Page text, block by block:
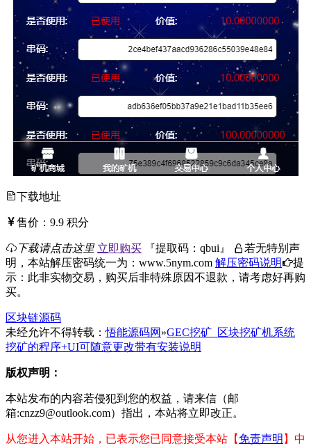
下载地址
售价： 9.9 积分
下载请点击这里 立即购买 『提取码： qbui 』
若无特别声
明，本站解压密码统一为：www.5nym.com 解压密码说明
提
示：此非实物交易，购买后非特殊原因不退款，请考虑好再购
买。
区块链源码
未经允许不得转载：悟能源码网 »GEC挖矿_区块挖矿机系统
挖矿的程序+UI可随意更改带有安装说明
版权声明：
本站发布的内容若侵犯到您的权益，请来信（邮
箱:cnzz9@outlook.com）指出，本站将立即改正。
从您进入本站开始，已表示您已同意接受本站【 免责声明 】中